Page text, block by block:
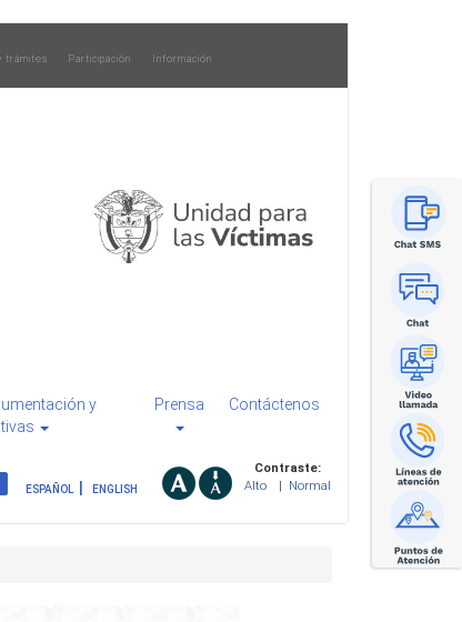
trámites Participación Información
y
Prensa Contáctenos
Contraste:
Alto
Normal
ESPAÑOL ENGLISH